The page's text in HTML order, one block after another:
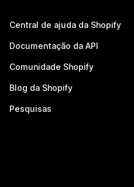
Central de ajuda da Shopify
Documentação da API
Comunidade Shopify
Blog da Shopify
Pesquisas